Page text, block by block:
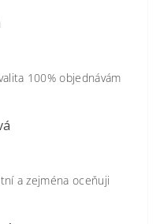
100% objednávám
a zejména oceňuji